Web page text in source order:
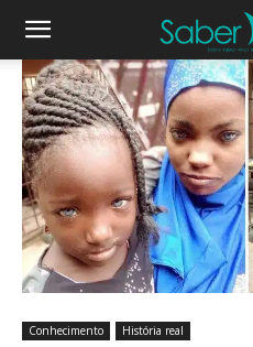
Conhecimento História real